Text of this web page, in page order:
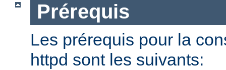
Prérequis
Les prérequis pour la
httpd sont les suivants: